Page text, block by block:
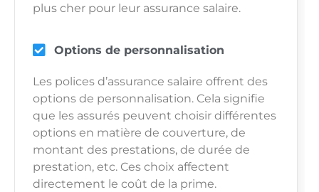
plus cher pour leur assurance salaire.
Options de personnalisation
Les polices d’assurance salaire offrent des
options de personnalisation. Cela signifie
que les assurés peuvent choisir différentes
options en matière de couverture, de
montant des prestations, de durée de
prestation, etc. Ces choix affectent
directement le coût de la prime.